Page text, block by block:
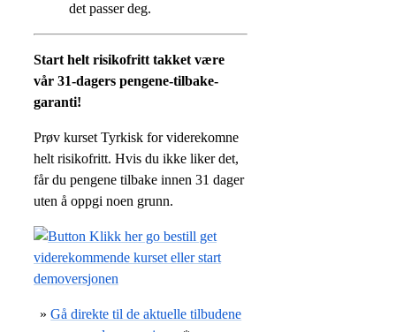
det passer deg.
Start helt risikofritt takket være
vår 31-dagers pengene-tilbake-
garanti!
Prøv kurset Tyrkisk for viderekomne
helt risikofritt. Hvis du ikke liker det,
får du pengene tilbake innen 31 dager
uten å oppgi noen grunn.
»Gå direkte til de aktuelle tilbudene